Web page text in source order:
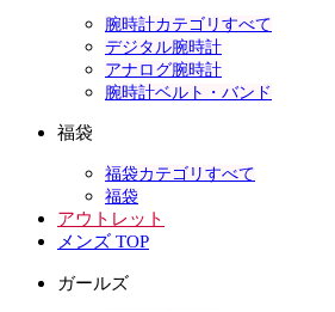
腕時計カテゴリすべて
デジタル腕時計
アナログ腕時計
腕時計ベルト・バンド
福袋
福袋カテゴリすべて
福袋
アウトレット
メンズ TOP
ガールズ